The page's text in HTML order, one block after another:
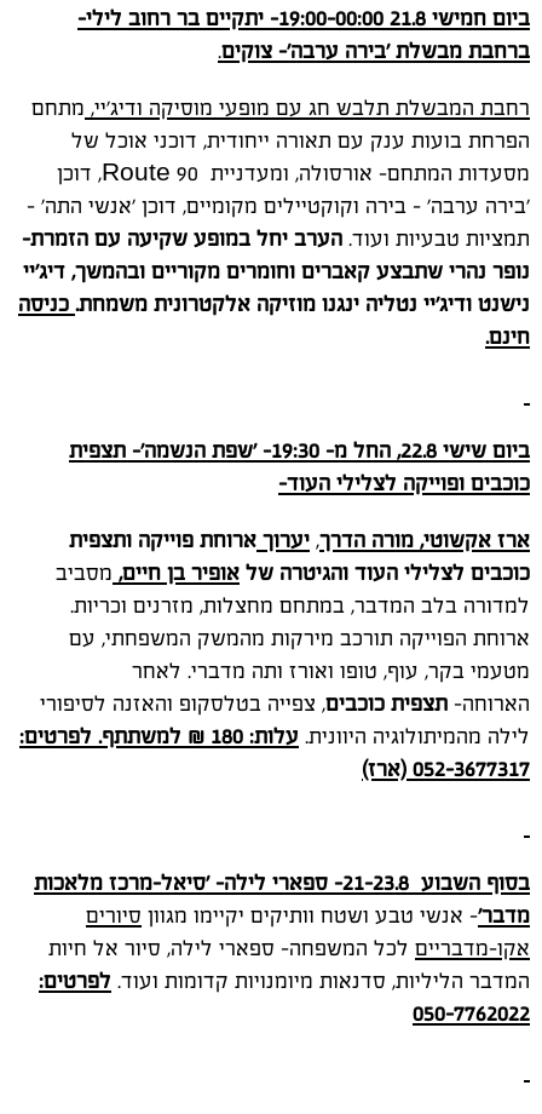
ביום חמישי 21.8 19:00-00:00- יתקיים בר רחוב לילי-
ברחבת מבשלת 'בירה ערבה'- צוקים.
רחבת המבשלת תלבש חג עם מופעי מוסיקה ודיג'יי, מתחם
הפרחת בועות ענק עם תאורה ייחודית, דוכני אוכל של
מסעדות המתחם- אורסולה, ומעדניית
Route 90, דוכן
'בירה ערבה' - בירה וקוקטיילים מקומיים, דוכן 'אנשי התה' -
תמציות טבעיות ועוד. הערב יחל במופע שקיעה עם הזמרת-
נופר נהרי שתבצע קאברים וחומרים מקוריים ובהמשך, דיג'יי
נישנט ודיג'יי נטליה ינגנו מוזיקה אלקטרונית משמחת. כניסה
חינם.
ביום שישי 22.8, החל מ- 19:30- 'שפת הנשמה'-
תצפית
כוכבים ופוייקה לצלילי העוד-
ארז אקשוטי, מורה הדרך, יערוך ארוחת פוייקה ותצפית
כוכבים לצלילי העוד והגיטרה של אופיר בן חיים, מסביב
למדורה בלב המדבר, במתחם מחצלות, מזרנים וכריות.
ארוחת הפוייקה תורכב מירקות מהמשק המשפחתי, עם
מטעמי בקר, עוף, טופו ואורז ותה מדברי. לאחר
הארוחה- תצפית כוכבים, צפייה בטלסקופ והאזנה לסיפורי
לילה מהמיתולוגיה היוונית.
עלות: 180 ₪ למשתתף. לפרטים:
052-3677317 (ארז)
בסוף השבוע 21-23.8- ספארי לילה- 'סיאל-מרכז מלאכות
מדבר'- אנשי טבע ושטח וותיקים יקיימו מגוון סיורים
אקו-מדבריים לכל המשפחה- ספארי לילה, סיור אל חיות
המדבר הליליות, סדנאות מיומנויות קדומות ועוד. לפרטים:
050-7762022